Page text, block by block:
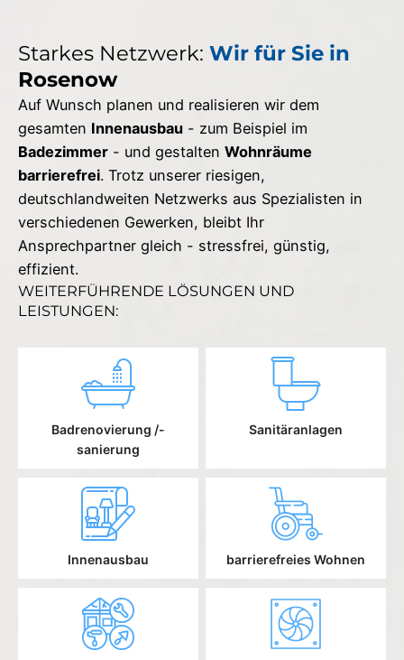
Starkes Netzwerk: Wir für Sie in
Rosenow
Auf Wunsch planen und realisieren wir dem
gesamten Innenausbau - zum Beispiel im
Badezimmer - und gestalten Wohnräume
barrierefrei. Trotz unserer riesigen,
deutschlandweiten Netzwerks aus Spezialisten in
verschiedenen Gewerken, bleibt Ihr
Ansprechpartner gleich - stressfrei, günstig,
effizient.
WEITERFÜHRENDE LÖSUNGEN UND
LEISTUNGEN:
Badrenovierung /-
sanierung
Sanitäranlagen
Innenausbau barrierefreies Wohnen